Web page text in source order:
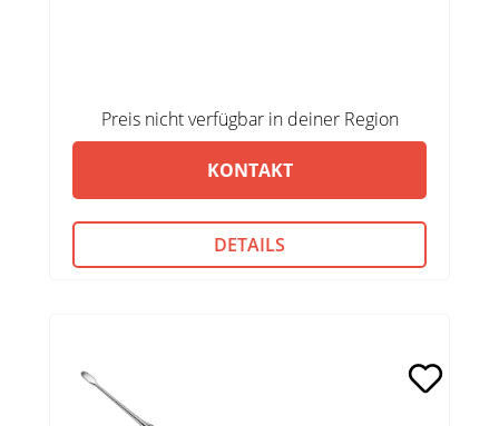
Preis nicht verfügbar in deiner Region
KONTAKT
DETAILS